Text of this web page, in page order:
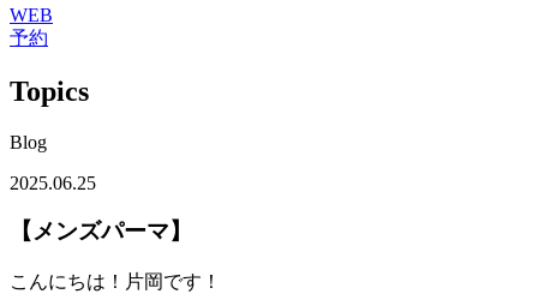
WEB
予約
Topics
Blog
2025.06.25
【メンズパーマ】
こんにちは！片岡です！